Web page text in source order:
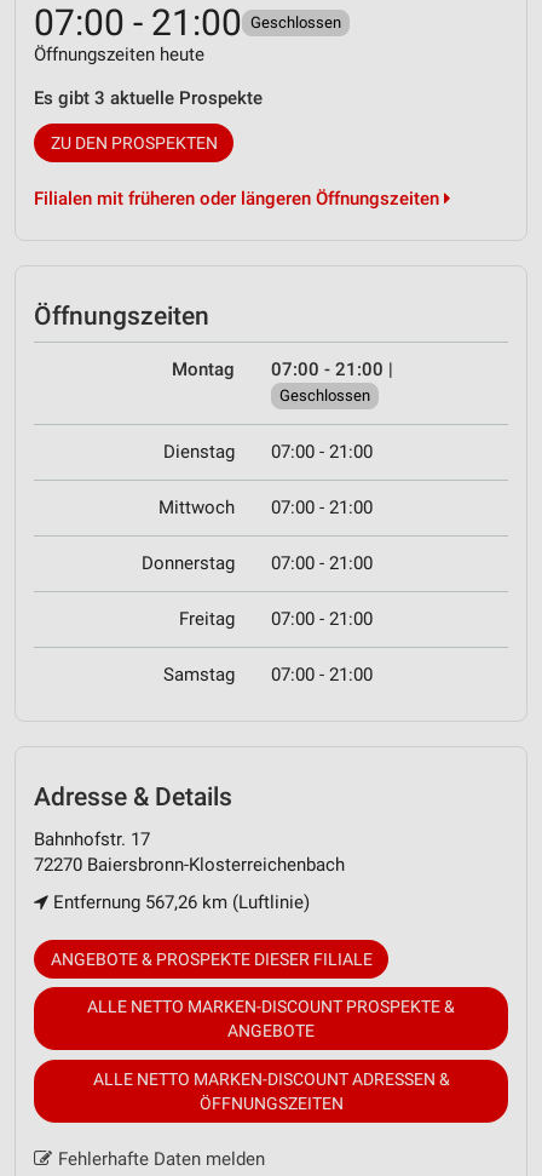
07:00 - 21:00 Geschlossen
Öffnungszeiten heute
Es gibt 3 aktuelle Prospekte
ZU DEN PROSPEKTEN
Filialen mit früheren oder längeren Öffnungszeiten
Öffnungszeiten
Montag 07:00 - 21:00 |
Geschlossen
Dienstag 07:00 - 21:00
Mittwoch 07:00 - 21:00
Donnerstag 07:00 - 21:00
Freitag 07:00 - 21:00
Samstag 07:00 - 21:00
Adresse & Details
Bahnhofstr. 17
72270 Baiersbronn-Klosterreichenbach
Entfernung 567,26 km (Luftlinie)
ANGEBOTE & PROSPEKTE DIESER FILIALE
ALLE NETTO MARKEN-DISCOUNT PROSPEKTE &
ANGEBOTE
ALLE NETTO MARKEN-DISCOUNT ADRESSEN &
ÖFFNUNGSZEITEN
Fehlerhafte Daten melden